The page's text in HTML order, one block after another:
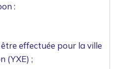
:
effectuée pour la ville
(YXE) ;